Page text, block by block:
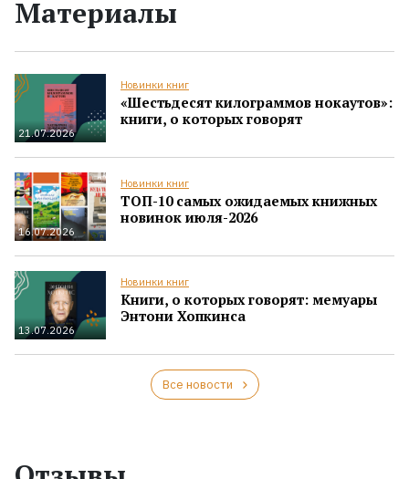
Материалы
21.07.2026
Новинки книг
«Шестьдесят килограммов нокаутов»:
книги, о которых говорят
16.07.2026
Новинки книг
ТОП-10 самых ожидаемых книжных
новинок июля-2026
13.07.2026
Новинки книг
Книги, о которых говорят: мемуары
Энтони Хопкинса
Все новости